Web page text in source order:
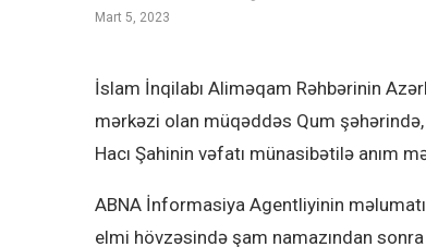
Mart 5, 2023
İslam İnqilabı Aliməqam Rəhbərinin
mərkəzi olan müqəddəs Qum
Hacı Şahinin vəfatı münasibətilə anım
ABNA İnformasiya Agentliyinin
elmi hövzəsində şam namazından